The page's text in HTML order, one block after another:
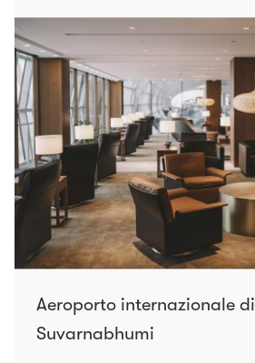
Aeroporto internazionale di
Suvarnabhumi